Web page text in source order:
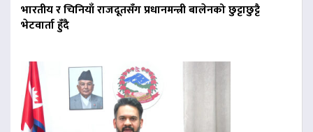
भारतीय र चिनियाँ राजदूतसँग प्रधानमन्त्री बालेनको छुट्टाछुट्टै
भेटवार्ता हुँदै